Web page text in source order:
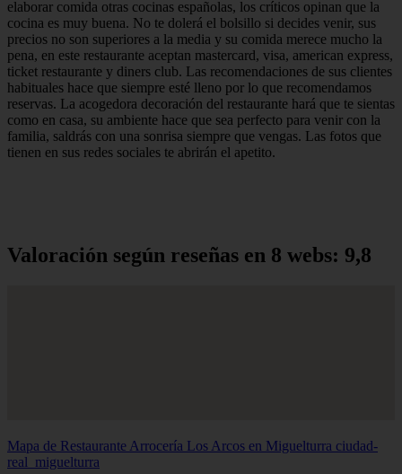
elaborar comida otras cocinas españolas, los críticos opinan que la
cocina es muy buena. No te dolerá el bolsillo si decides venir, sus
precios no son superiores a la media y su comida merece mucho la
pena, en este restaurante aceptan mastercard, visa, american express,
ticket restaurante y diners club. Las recomendaciones de sus clientes
habituales hace que siempre esté lleno por lo que recomendamos
reservas. La acogedora decoración del restaurante hará que te sientas
como en casa, su ambiente hace que sea perfecto para venir con la
familia, saldrás con una sonrisa siempre que vengas. Las fotos que
tienen en sus redes sociales te abrirán el apetito.
Valoración según reseñas en 8 webs: 9,8
Mapa de Restaurante Arrocería Los Arcos en Miguelturra ciudad-
real_miguelturra